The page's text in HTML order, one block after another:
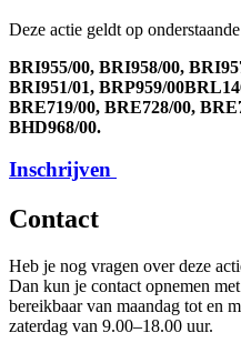
Deze actie geldt op
BRI955/00, BRI958/00,
BRI951/01, BRP959/
BRE719/00, BRE728/00,
BHD968/00.
Contact
Heb je nog vragen over deze
Dan kun je contact opnemen
bereikbaar van maandag tot en
zaterdag van 9.00–18.00 uur.